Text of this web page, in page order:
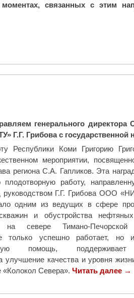
связанных с этим
генерального
Г.Г. Грибова с государственной
Республики Коми Григорию
мероприятии,
региона С.А. Гапликов. Эта
плодотворную работу,
руководством Г.Г. Грибова ООО
одним из ведущих в сфере
и обустройства
на севере Тимано-Печорской
только успешно работает, но
помощь,
улучшение качества и уровня
«Колокол Севера». Читать далее "
н
→